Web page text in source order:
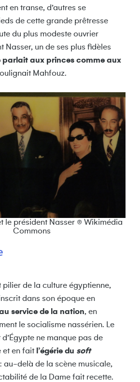
en transe, d’autres se
de cette grande prêtresse
du plus modeste ouvrier
Nasser, un de ses plus fidèles
parlait aux princes comme aux
Mahfouz.
le président Nasser © Wikimédia
Commons
pilier de la culture égyptienne,
dans son époque en
service de la nation, en
le socialisme nassérien. Le
ne manque pas de
et en fait l’égérie du soft
: au-delà de la scène musicale,
de la Dame fait recette.